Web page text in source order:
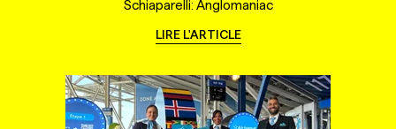
Schiaparelli: Anglomaniac
LIRE L'ARTICLE